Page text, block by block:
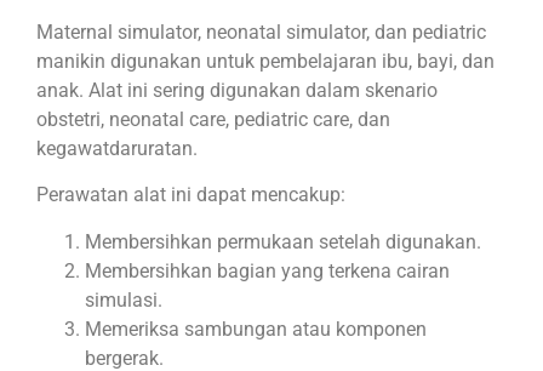
Maternal simulator, neonatal simulator, dan pediatric
manikin digunakan untuk pembelajaran ibu, bayi, dan
anak. Alat ini sering digunakan dalam skenario
obstetri, neonatal care, pediatric care, dan
kegawatdaruratan.
Perawatan alat ini dapat mencakup:
Membersihkan permukaan setelah digunakan.
Membersihkan bagian yang terkena cairan
simulasi.
Memeriksa sambungan atau komponen
bergerak.